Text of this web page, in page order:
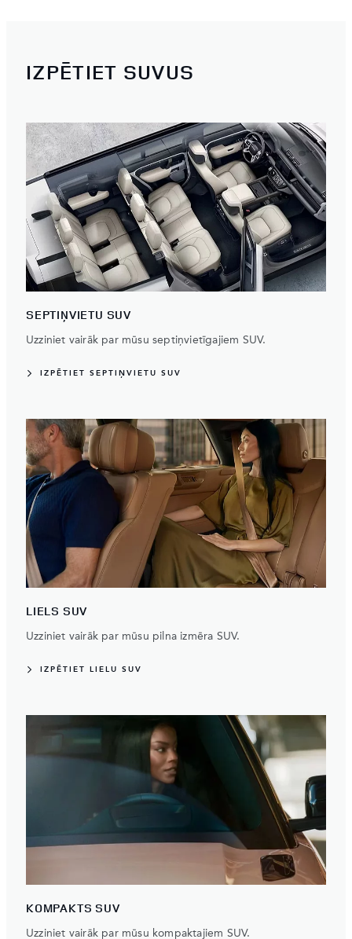
IZPĒTIET SUVUS
SEPTIŅVIETU SUV
Uzziniet vairāk par mūsu septiņvietīgajiem SUV.
IZPĒTIET SEPTIŅVIETU SUV
LIELS SUV
Uzziniet vairāk par mūsu pilna izmēra SUV.
IZPĒTIET LIELU SUV
KOMPAKTS SUV
Uzziniet vairāk par mūsu kompaktajiem SUV.